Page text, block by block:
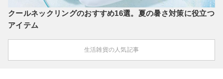
クールネックリングのおすすめ16選。夏の暑さ対策に役立つ
アイテム
生活雑貨の人気記事